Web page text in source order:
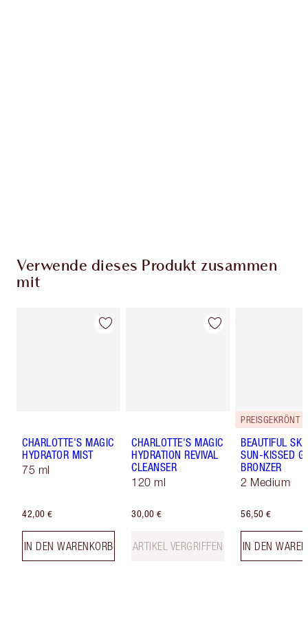
Verwende dieses Produkt zusammen
mit
CHARLOTTE'S MAGIC
HYDRATOR MIST
75 ml
42,00 €
IN DEN WARENKORB
CHARLOTTE'S MAGIC
HYDRATION REVIVAL
CLEANSER
120 ml
30,00 €
ARTIKEL VERGRIFFEN
PREISGEKRÖNT
BEAUTIFUL
SUN-KISSED
BRONZER
2 Medium
56,50 €
IN DEN